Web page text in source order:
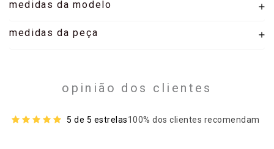
medidas da modelo
medidas da peça
opinião dos clientes
5 de 5 estrelas100% dos clientes recomendam